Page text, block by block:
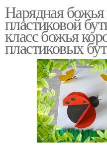
Нарядная божья
пластиковой
класс божья
пластиковых